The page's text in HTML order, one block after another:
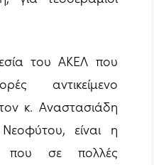
του ΑΚΕΛ που
αντικείμενο
κ. Αναστασιάδη
είναι η
που σε πολλές